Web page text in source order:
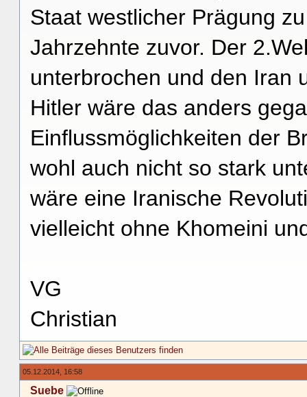
Staat westlicher Prägung
Jahrzehnte zuvor. Der
unterbrochen und den Iran
Hitler wäre das anders
Einflussmöglichkeiten der
wohl auch nicht so stark
wäre eine Iranische
vielleicht ohne Khomeini
VG
Christian
05.12.2014, 16:58
Suebe